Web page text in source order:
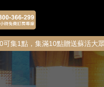
10點贈送蘇活大眾風呂券1